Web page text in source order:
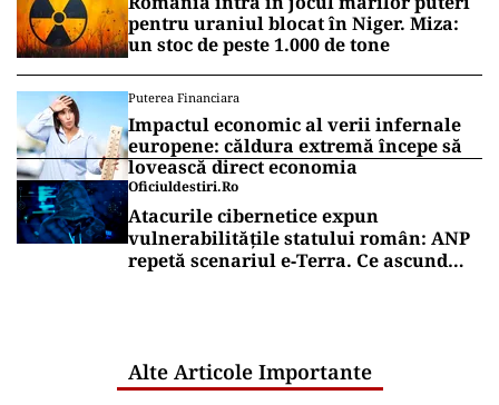
pentru uraniul blocat în Niger. Miza:
un stoc de peste 1.000 de tone
Puterea Financiara
Impactul economic al verii infernale
europene: căldura extremă începe să
lovească direct economia
Oficiuldestiri.ro
Atacurile cibernetice expun
vulnerabilitățile statului român: ANP
repetă scenariul e‑Terra. Ce ascund
Alte Articole Importante